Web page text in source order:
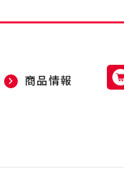
商品情報